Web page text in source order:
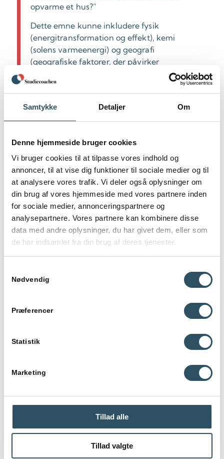
Samtykke Detaljer Om
Denne hjemmeside bruger cookies
Vi bruger cookies til at tilpasse vores indhold og
annoncer, til at vise dig funktioner til sociale medier og til
at analysere vores trafik. Vi deler også oplysninger om
din brug af vores hjemmeside med vores partnere inden
for sociale medier, annonceringspartnere og
analysepartnere. Vores partnere kan kombinere disse
data med andre oplysninger, du har givet dem, eller som
de har indsamlet fra din brug af deres tjenester.
Nødvendig
Præferencer
Statistik
Marketing
Tillad alle
Tillad valgte
opvarme et hus?”
Dette emne kunne inkludere fysik
(energitransformation og effekt), kemi
(solens varmeenergi) og geografi
(geografiske faktorer, der påvirker
Disse eksempler illustrerer, hvordan du skal kunne arbejde på
tværs af fag og kombinere teori og praksis for at besvare dit
valgte problemstillinger.
Skriftlig opgave
Den skriftlige opgave er en vigtig del af NV-eksamenen. Her
skal du præsentere din undersøgelse, analysere resultaterne
typisk følgende elementer:
forventer at finde i undersøgelsen.
eksperimenter, der er anvendt til at
indsamle data.
Resultater:En præsentation af de data, der
eller diagrammer.
En gennemgang af resultaterne og
en vurdering af, hvad de betyder.